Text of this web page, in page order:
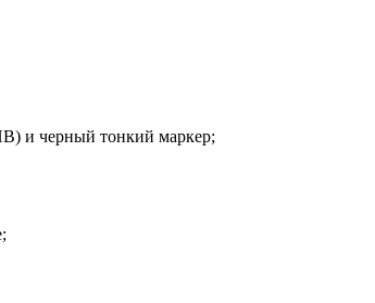
и черный тонкий маркер;